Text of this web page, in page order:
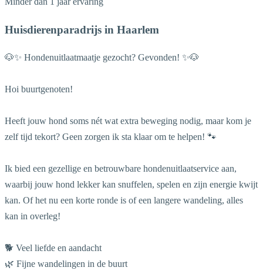
Huisdierenparadrijs in Haarlem
🐶✨ Hondenuitlaatmaatje gezocht? Gevonden! ✨🐶
Hoi buurtgenoten!
Heeft jouw hond soms nét wat extra beweging nodig, maar kom je
zelf tijd tekort? Geen zorgen ik sta klaar om te helpen! 🐾
Ik bied een gezellige en betrouwbare hondenuitlaatservice aan,
waarbij jouw hond lekker kan snuffelen, spelen en zijn energie kwijt
kan. Of het nu een korte ronde is of een langere wandeling, alles
kan in overleg!
🐕 Veel liefde en aandacht
🌿 Fijne wandelingen in de buurt